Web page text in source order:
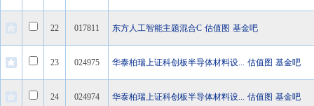
22 017811 东方人工智能主题混合C 估值图 基金吧
23 024975 华泰柏瑞上证科创板半导体材料设... 估值图 基金吧
24 024974 华泰柏瑞上证科创板半导体材料设... 估值图 基金吧